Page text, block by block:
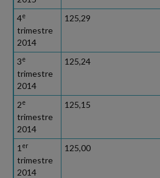
4e
trimestre
2014
125,29
3e
trimestre
2014
125,24
2e
trimestre
2014
125,15
1 er
trimestre
2014
125,00